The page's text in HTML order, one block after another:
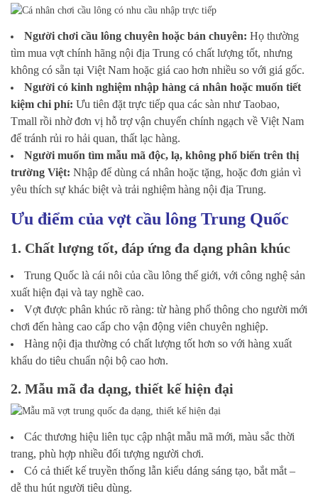
Người chơi cầu lông chuyên hoặc bán chuyên: Họ thường
tìm mua vợt chính hãng nội địa Trung có chất lượng tốt, nhưng
không có sẵn tại Việt Nam hoặc giá cao hơn nhiều so với giá gốc.
Người có kinh nghiệm nhập hàng cá nhân hoặc muốn tiết
kiệm chi phí: Ưu tiên đặt trực tiếp qua các sàn như Taobao,
Tmall rồi nhờ đơn vị hỗ trợ vận chuyển chính ngạch về Việt Nam
để tránh rủi ro hải quan, thất lạc hàng.
Người muốn tìm mẫu mã độc, lạ, không phổ biến trên thị
trường Việt: Nhập để dùng cá nhân hoặc tặng, hoặc đơn giản vì
yêu thích sự khác biệt và trải nghiệm hàng nội địa Trung.
Ưu điểm của vợt cầu lông Trung Quốc
1. Chất lượng tốt, đáp ứng đa dạng phân khúc
Trung Quốc là cái nôi của cầu lông thế giới, với công nghệ sản
xuất hiện đại và tay nghề cao.
Vợt được phân khúc rõ ràng: từ hàng phổ thông cho người mới
chơi đến hàng cao cấp cho vận động viên chuyên nghiệp.
Hàng nội địa thường có chất lượng tốt hơn so với hàng xuất
khẩu do tiêu chuẩn nội bộ cao hơn.
2. Mẫu mã đa dạng, thiết kế hiện đại
Các thương hiệu liên tục cập nhật mẫu mã mới, màu sắc thời
trang, phù hợp nhiều đối tượng người chơi.
Có cả thiết kế truyền thống lẫn kiểu dáng sáng tạo, bắt mắt –
dễ thu hút người tiêu dùng.